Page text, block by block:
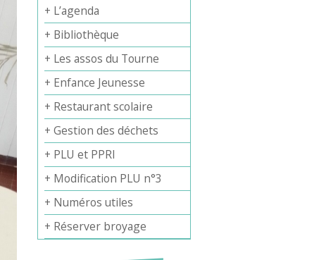
+ L’agenda
+ Bibliothèque
+ Les assos du Tourne
+ Enfance Jeunesse
+ Restaurant scolaire
+ Gestion des déchets
+ PLU et PPRI
+ Modification PLU n°3
+ Numéros utiles
+ Réserver broyage